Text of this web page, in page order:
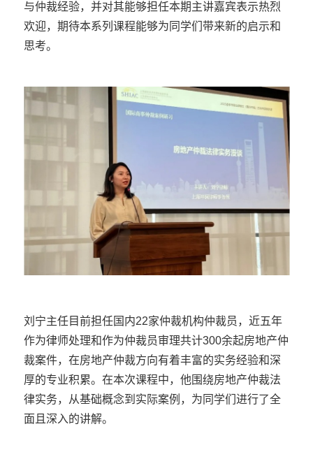
与仲裁经验，并对其能够担任本期主讲嘉宾表示热烈
欢迎，期待本系列课程能够为同学们带来新的启示和
思考。
刘宁主任目前担任国内22家仲裁机构仲裁员，近五年
作为律师处理和作为仲裁员审理共计300余起房地产仲
裁案件，在房地产仲裁方向有着丰富的实务经验和深
厚的专业积累。在本次课程中，他围绕房地产仲裁法
律实务，从基础概念到实际案例，为同学们进行了全
面且深入的讲解。